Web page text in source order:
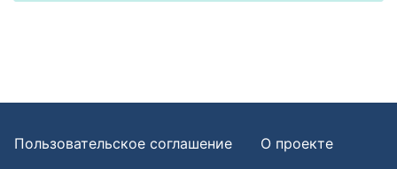
Пользовательское соглашение
О проекте